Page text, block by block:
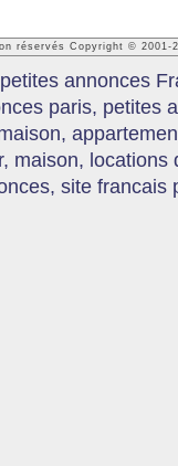
réservés Copyright © 2001-
annonces
paris, petites
maison,
site francais